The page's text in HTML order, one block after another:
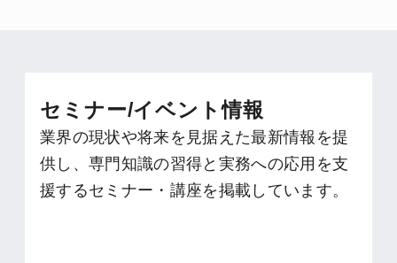
セミナー/イベント情報
業界の現状や将来を見据えた最新情報を提
供し、専門知識の習得と実務への応用を支
援するセミナー・講座を掲載しています。